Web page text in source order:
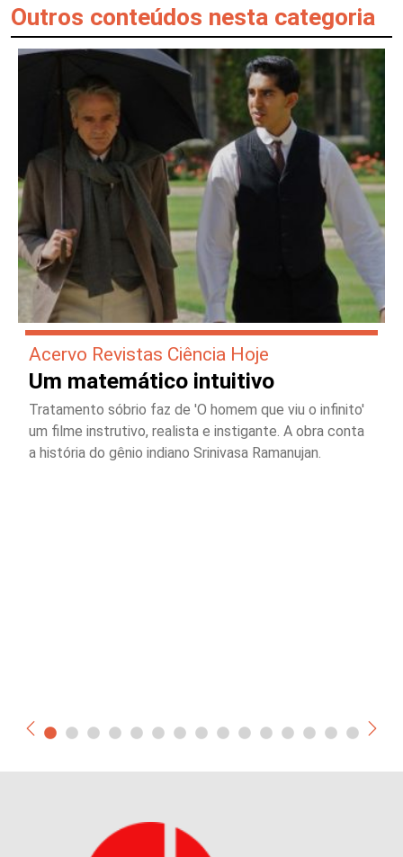
Outros conteúdos nesta categoria
Acervo Revistas Ciência Hoje
Um matemático intuitivo
Tratamento sóbrio faz de 'O homem que viu o infinito'
um filme instrutivo, realista e instigante. A obra conta
a história do gênio indiano Srinivasa Ramanujan.